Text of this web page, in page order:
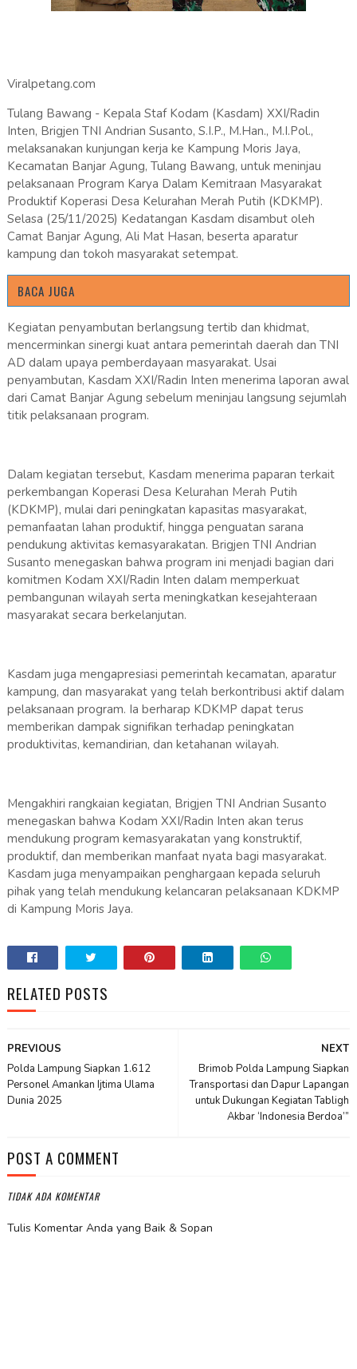
Viralpetang.com
Tulang Bawang - Kepala Staf Kodam (Kasdam) XXI/Radin
Inten, Brigjen TNI Andrian Susanto, S.I.P., M.Han., M.I.Pol.,
melaksanakan kunjungan kerja ke Kampung Moris Jaya,
Kecamatan Banjar Agung, Tulang Bawang, untuk meninjau
pelaksanaan Program Karya Dalam Kemitraan Masyarakat
Produktif Koperasi Desa Kelurahan Merah Putih (KDKMP).
Selasa (25/11/2025) Kedatangan Kasdam disambut oleh
Camat Banjar Agung, Ali Mat Hasan, beserta aparatur
kampung dan tokoh masyarakat setempat.
BACA JUGA
Kegiatan penyambutan berlangsung tertib dan khidmat,
mencerminkan sinergi kuat antara pemerintah daerah dan TNI
AD dalam upaya pemberdayaan masyarakat. Usai
penyambutan, Kasdam XXI/Radin Inten menerima laporan awal
dari Camat Banjar Agung sebelum meninjau langsung sejumlah
titik pelaksanaan program.
Dalam kegiatan tersebut, Kasdam menerima paparan terkait
perkembangan Koperasi Desa Kelurahan Merah Putih
(KDKMP), mulai dari peningkatan kapasitas masyarakat,
pemanfaatan lahan produktif, hingga penguatan sarana
pendukung aktivitas kemasyarakatan. Brigjen TNI Andrian
Susanto menegaskan bahwa program ini menjadi bagian dari
komitmen Kodam XXI/Radin Inten dalam memperkuat
pembangunan wilayah serta meningkatkan kesejahteraan
masyarakat secara berkelanjutan.
Kasdam juga mengapresiasi pemerintah kecamatan, aparatur
kampung, dan masyarakat yang telah berkontribusi aktif dalam
pelaksanaan program. Ia berharap KDKMP dapat terus
memberikan dampak signifikan terhadap peningkatan
produktivitas, kemandirian, dan ketahanan wilayah.
Mengakhiri rangkaian kegiatan, Brigjen TNI Andrian Susanto
menegaskan bahwa Kodam XXI/Radin Inten akan terus
mendukung program kemasyarakatan yang konstruktif,
produktif, dan memberikan manfaat nyata bagi masyarakat.
Kasdam juga menyampaikan penghargaan kepada seluruh
pihak yang telah mendukung kelancaran pelaksanaan KDKMP
di Kampung Moris Jaya.
RELATED POSTS
NEXT
Brimob Polda Lampung Siapkan
Transportasi dan Dapur Lapangan
untuk Dukungan Kegiatan Tabligh
Akbar ‘Indonesia Berdoa’”
PREVIOUS
Polda Lampung Siapkan 1.612
Personel Amankan Ijtima Ulama
Dunia 2025
POST A COMMENT
TIDAK ADA KOMENTAR
Tulis Komentar Anda yang Baik & Sopan